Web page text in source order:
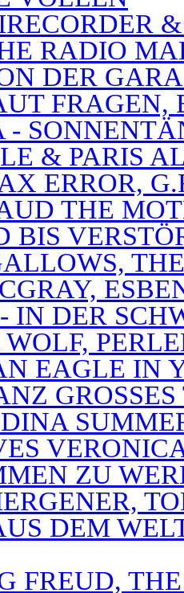
RADIO
DER
-
& PARIS
ERROR,
THE
BIS
IN DER
WOLF,
EAGLE IN
ZU
DEM
FREUD,